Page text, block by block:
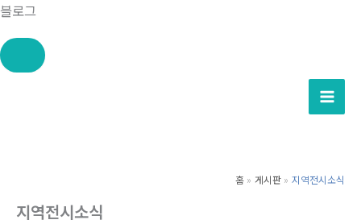
블로그
홈 게시판 지역전시소식
지역전시소식